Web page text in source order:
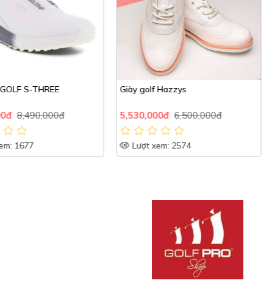
Hazzys
6,500,000đ
2574
Giày nữ Hazzys HZSH 006M Hàn
4,675,000đ 5,500,000đ
Lượt xem: 1778